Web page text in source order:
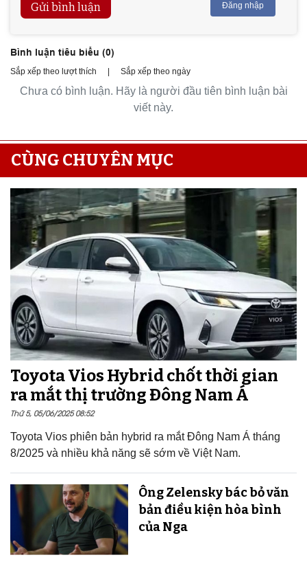
Gửi bình luận Đăng nhập
Bình luận tiêu biểu (0)
Sắp xếp theo lượt thích Sắp xếp theo ngày
Chưa có bình luận. Hãy là người đầu tiên bình luận bài
viết này.
CÙNG CHUYÊN MỤC
Toyota Vios Hybrid chốt thời gian
ra mắt thị trường Đông Nam Á
Thứ 5, 05/06/2025 08:52
Toyota Vios phiên bản hybrid ra mắt Đông Nam Á tháng
8/2025 và nhiều khả năng sẽ sớm về Việt Nam.
Ông Zelensky bác bỏ văn
bản điều kiện hòa bình
của Nga